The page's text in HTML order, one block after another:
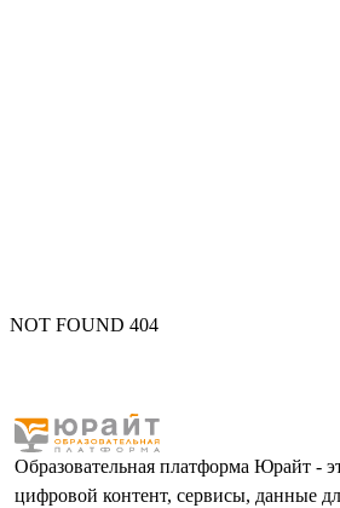
NOT FOUND 404
Образовательная платформа Юрайт -
цифровой контент, сервисы, данные